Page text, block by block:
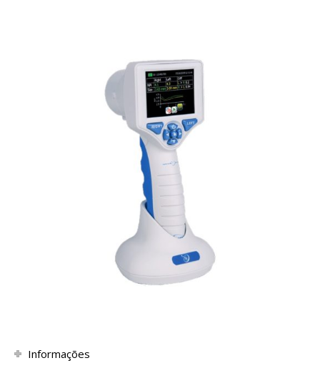
Informações